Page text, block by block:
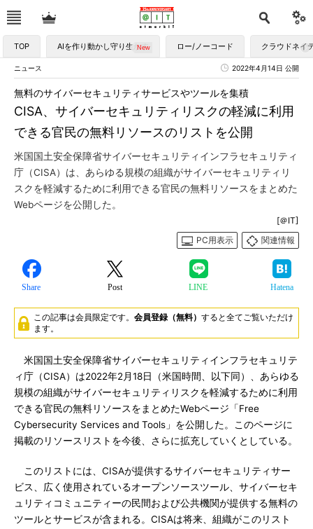
TOP AIを作り動かし守り生かす ロー/ノーコード クラウドネイ
ニュース 2022年4月14日 公開
CISA、サイバーセキュリティリスクの軽減に利用
できる官民の無料リソースのリストを公開
無料のサイバーセキュリティサービスやツールを集積
米国国土安全保障省サイバーセキュリティインフラセキュリティ
庁（CISA）は、あらゆる規模の組織がサイバーセキュリティリ
スクを軽減するために利用できる官民の無料リソースをまとめた
Webページを公開した。
[＠IT]
PC用表示
関連情報
Share Post LINE Hatena
この記事は会員限定です。 会員登録（無料） すると全てご覧いただけ
ます。
米国国土安全保障省サイバーセキュリティインフラセキュリテ
ィ庁（CISA）は2022年2月18日（米国時間、以下同）、あらゆる
規模の組織がサイバーセキュリティリスクを軽減するために利用
できる官民の無料リソースをまとめたWebページ「Free
Cybersecurity Services and Tools」を公開した。このページに
掲載のリソースリストを今後、さらに拡充していくとしている。
このリストには、CISAが提供するサイバーセキュリティサー
ビス、広く使用されているオープンソースツール、サイバーセキ
ュリティコミュニティーの民間および公共機関が提供する無料の
ツールとサービスが含まれる。CISAは将来、組織がこのリスト